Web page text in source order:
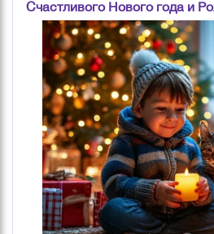
Счастливого Нового года и